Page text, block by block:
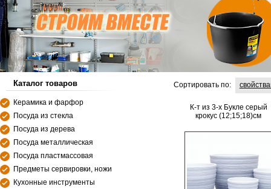
Каталог товаров
Керамика и фарфор
Посуда из стекла
Посуда из дерева
Посуда металлическая
Посуда пластмассовая
Предметы сервировки, ножи
Кухонные инструменты
Сортировать по:
К-т из 3-х Букле серый
крокус (12;15;18)см